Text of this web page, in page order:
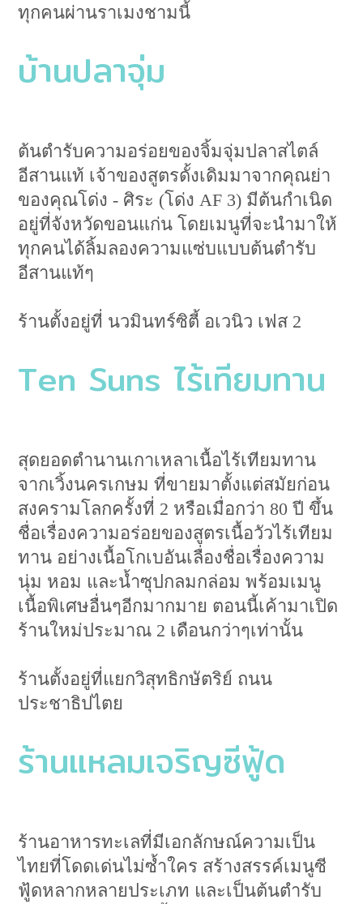
ทุกคนผ่านราเมงชามนี้
บ้านปลาจุ่ม
ต้นตำรับความอร่อยของจิ้มจุ่มปลาสไตล์
อีสานแท้ เจ้าของสูตรดั้งเดิมมาจากคุณย่า
ของคุณโด่ง - ศิระ (โด่ง AF 3) มีต้นกำเนิด
อยู่ที่จังหวัดขอนแก่น โดยเมนูที่จะนำมาให้
ทุกคนได้ลิ้มลองความแซ่บแบบต้นตำรับ
อีสานแท้ๆ
ร้านตั้งอยู่ที่ นวมินทร์ซิตี้ อเวนิว เฟส 2​
Ten Suns ไร้เทียมทาน
สุดยอดตำนานเกาเหลาเนื้อไร้เทียมทาน
จากเวิ้งนครเกษม ที่ขายมาตั้งแต่สมัยก่อน
สงครามโลกครั้งที่ 2 หรือเมื่อกว่า 80 ปี ขึ้น
ชื่อเรื่องความอร่อยของสูตรเนื้อวัวไร้เทียม
ทาน อย่างเนื้อโกเบอันเลื่องชื่อเรื่องความ
นุ่ม หอม และน้ำซุปกลมกล่อม พร้อมเมนู
เนื้อพิเศษอื่นๆอีกมากมาย ตอนนี้เค้ามาเปิด
ร้านใหม่ประมาณ 2 เดือนกว่าๆเท่านั้น
ร้านตั้งอยู่ที่แยกวิสุทธิกษัตริย์ ถนน
ประชาธิปไตย
ร้านแหลมเจริญซีฟู้ด
ร้านอาหารทะเลที่มีเอกลักษณ์ความเป็น
ไทยที่โดดเด่นไม่ซ้ำใคร สร้างสรรค์เมนูซี
ฟู้ดหลากหลายประเภท และเป็นต้นตำรับ